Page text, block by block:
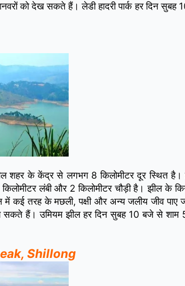
को देख सकते हैं। लेडी हादरी पार्क हर दिन सुबह
शहर के केंद्र से लगभग 8 किलोमीटर दूर स्थित है।
लंबी और 2 किलोमीटर चौड़ी है। झील के
कई तरह के मछली, पक्षी और अन्य जलीय जीव पाए
सकते हैं। उमियम झील हर दिन सुबह 10 बजे से
Shillong